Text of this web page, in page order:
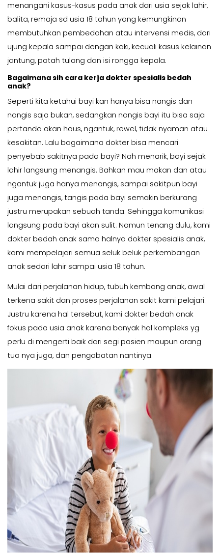
menangani kasus-kasus pada anak dari usia sejak lahir,
balita, remaja sd usia 18 tahun yang kemungkinan
membutuhkan pembedahan atau intervensi medis, dari
ujung kepala sampai dengan kaki, kecuali kasus kelainan
jantung, patah tulang dan isi rongga kepala.
Bagaimana sih cara kerja dokter spesialis bedah
anak?
Seperti kita ketahui bayi kan hanya bisa nangis dan
nangis saja bukan, sedangkan nangis bayi itu bisa saja
pertanda akan haus, ngantuk, rewel, tidak nyaman atau
kesakitan. Lalu bagaimana dokter bisa mencari
penyebab sakitnya pada bayi? Nah menarik, bayi sejak
lahir langsung menangis. Bahkan mau makan dan atau
ngantuk juga hanya menangis, sampai sakitpun bayi
juga menangis, tangis pada bayi semakin berkurang
justru merupakan sebuah tanda. Sehingga komunikasi
langsung pada bayi akan sulit. Namun tenang dulu, kami
dokter bedah anak sama halnya dokter spesialis anak,
kami mempelajari semua seluk beluk perkembangan
anak sedari lahir sampai usia 18 tahun.
Mulai dari perjalanan hidup, tubuh kembang anak, awal
terkena sakit dan proses perjalanan sakit kami pelajari.
Justru karena hal tersebut, kami dokter bedah anak
fokus pada usia anak karena banyak hal kompleks yg
perlu di mengerti baik dari segi pasien maupun orang
tua nya juga, dan pengobatan nantinya.